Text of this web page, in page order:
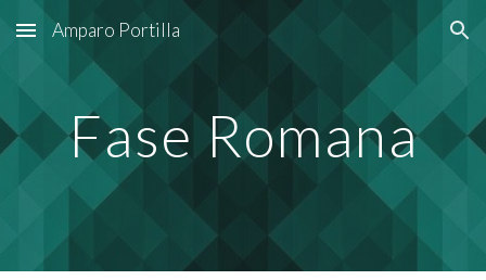
Skip to main content Skip to navigation
Amparo Portilla
Fase Romana